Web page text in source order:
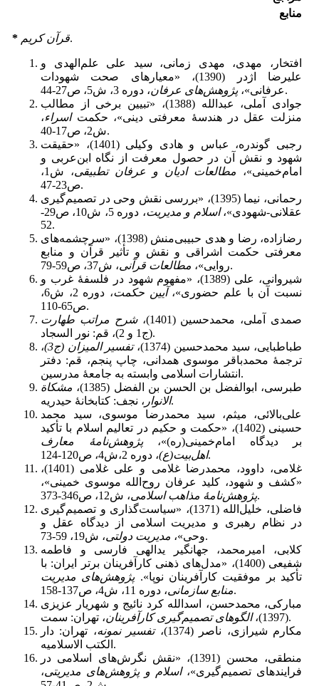
منابع
* قرآن کریم.
افتخار، مهدی، مهدی زمانی، سید علی علم‌الهدی و
علیرضا اژدر (1390)، «معیارهای صحت شهودات
عرفانی»،پژوهش‌های عرفان
، دوره 3، ش5، ص27-44.
جوادی آملی، عبدالله (1388)، «تبیین برخی از مطالب
منزلت عقل در هندسۀ معرفتی دینی»، حکمتاسراء،
ش2، ص17-40.
رجبی گوندره، عباس و هادی وکیلی (1401)، «حقیقت
شهود و نقش آن در حصول معرفت از نگاه ابن‌عربی و
امام‌خمینی»، مطالعات ادیان و عرفان تطبیقی
، ش1،
ص23-47.
رحمانی، نیما (1395)، «بررسی نقش وحی در تصمیم‌گیری
عقلانی-شهودی»،اسلام و مدیریت
، دوره 5، ش10، ص29-
52.
رضازاده، رضا و هدی حبیبی‌منش (1398)، «سرچشمه‌های
معرفتی حکمت اشراقی و نقش و تأثیر قرآن و منابع
روایی»، مطالعات قرآنی
، ش37، ص59-79.
شیروانی، علی (1389)، «مفهوم شهود در فلسفۀ غرب و
نسبت آن با علم حضوری»،آیین حکمت
، دوره 2، ش6،
ص65-110.
صمدی آملی، محمدحسین (1401)،
شرح مراتب طهارت
(ج1 و 2)، قم: نور السجاد.
طباطبایی، سید محمدحسین (1374)،
تفسیر المیزان (ج3)
،
ترجمۀ محمدباقر موسوی همدانی، چاپ پنجم، قم: دفتر
انتشارات اسلامی وابسته به جامعۀ مدرسین.
طبرسی، ابوالفضل بن الحسن بن الفضل (1385)،
مشکاة
الانوار، نجف: کتابخانۀ حیدریه.
علی‌بالائی، میثم، سید محمدرضا موسوی، سید محمد
حسینی (1402)، «حکمت و حکیم در تعالیم اسلام با تأکید
بر دیدگاه امام‌خمینی(ره)»،پژوهشنامۀ معارف
اهلبیت(ع)
، دوره 2،ش4، ص120-124.
غلامی، داوود، محمدرضا غلامی و علی غلامی (1401)،
«کشف و شهود، کلید عرفان روح‌الله موسوی خمینی»،
پژوهشنامۀ مذاهب اسلامی
، ش12، ص346-373.
فاضلی، خلیل‌الله (1371)، «سیاست‌گذاری و تصمیم‌گیری
در نظام رهبری و مدیریت اسلامی از دیدگاه عقل و
وحی»، مدیریت دولتی
، ش19، 59-73.
کلابی، امیرمحمد، جهانگیر یدالهی فارسی و فاطمه
شفیعی (1400)، «مدل‌های ذهنی کارآفرینان برتر ایران: با
تأکید بر موفقیت کارآفرینان نوپا».پژوهش‌های مدیریت
منابع سازمانی، دوره 11، ش4، ص137-158.
مبارکی، محمدحسن، اسدالله کرد نائیج و شهریار عزیزی
(1397)،
الگوهای تصمیم‌گیری کارآفرینان
، تهران: سمت.
مکارم شیرازی، ناصر (1374)،
تفسیر نمونه، تهران: دار
الکتب الاسلامیه.
منطقی، محسن (1391)، «نقش نگرش‌های اسلامی در
فرایندهای تصمیم‌گیری»،اسلام و پژوهش‌های مدیریتی،